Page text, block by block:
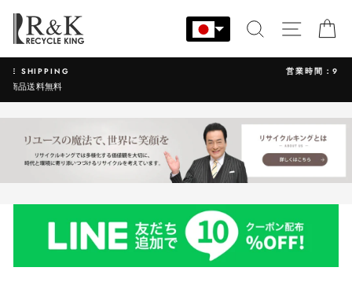
ン
す
検索 サイト